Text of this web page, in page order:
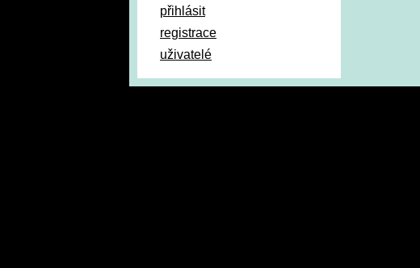
přihlásit
registrace
uživatelé